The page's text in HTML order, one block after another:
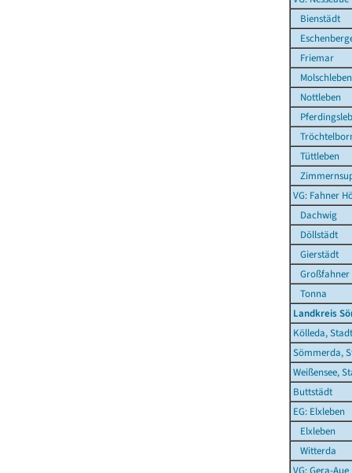
Bienstädt
Friemar
Molschleben
Nottleben
Tüttleben
VG: Fahner
Dachwig
Döllstädt
Gierstädt
Großfahner
Tonna
Landkreis
Kölleda, Stadt
Sömmerda,
Weißensee,
Buttstädt
EG: Elxleben
Elxleben
Witterda
VG: Gera-Aue